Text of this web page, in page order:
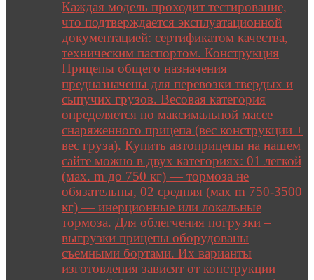
Каждая модель проходит тестирование,
что подтверждается эксплуатационной
документацией: сертификатом качества,
техническим паспортом. Конструкция
Прицепы общего назначения
предназначены для перевозки твердых и
сыпучих грузов. Весовая категория
определяется по максимальной массе
снаряженного прицепа (вес конструкции +
вес груза). Купить автоприцепы на нашем
сайте можно в двух категориях: 01 легкой
(мах. m до 750 кг) — тормоза не
обязательны, 02 средняя (мах m 750-3500
кг) — инерционные или локальные
тормоза. Для облегчения погрузки –
выгрузки прицепы оборудованы
съемными бортами. Их варианты
изготовления зависят от конструкции